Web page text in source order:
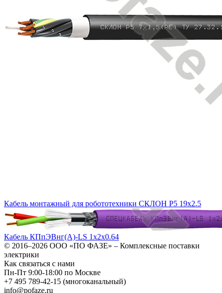
Кабель монтажный для робототехники СКЛОН Р5 19х2.5
Кабель КПпЭВнг(А)-LS 1х2х0.64
© 2016–2026 ООО «ПО ФАЗЕ» – Комплексные поставки
электрики
Как связаться с нами
Пн-Пт 9:00-18:00 по Москве
+7 495 789-42-15 (многоканальный)
info@pofaze.ru